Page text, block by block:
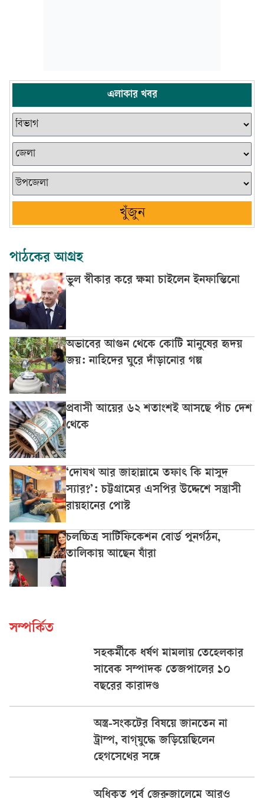
এলাকার খবর
খুঁজুন
পাঠকের আগ্রহ
ভুল স্বীকার করে ক্ষমা চাইলেন ইনফান্তিনো
অভাবের আগুন থেকে কোটি মানুষের হৃদয়
জয়: নাহিদের ঘুরে দাঁড়ানোর গল্প
প্রবাসী আয়ের ৬২ শতাংশই আসছে পাঁচ দেশ
থেকে
‘দোযখ আর জাহান্নামে তফাৎ কি মাসুদ
স্যার?’: চট্টগ্রামের এসপির উদ্দেশে সন্ত্রাসী
রায়হানের পোস্ট
চলচ্চিত্র সার্টিফিকেশন বোর্ড পুনর্গঠন,
তালিকায় আছেন যাঁরা
সম্পর্কিত
সহকর্মীকে ধর্ষণ মামলায় তেহেলকার
সাবেক সম্পাদক তেজপালের ১০
বছরের কারাদণ্ড
অস্ত্র-সংকটের বিষয়ে জানতেন না
ট্রাম্প, বাগ্‌যুদ্ধে জড়িয়েছিলেন
হেগসেথের সঙ্গে